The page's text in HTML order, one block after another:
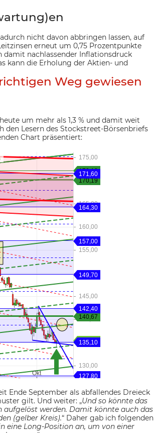
nicht davon abbringen lassen, auf
erneut um 0,75 Prozentpunkte
damit nachlassender Inflationsdruck
kann die Erholung der Aktien- und
Weg gewiesen
um mehr als 1,3 % und damit weit
Lesern des Stockstreet-Börsenbriefs
Chart präsentiert:
Ende September als abfallendes Dreieck
gilt. Und weiter: „Und so könnte das
aufgelöst werden. Damit könnte auch das
(gelber Kreis).“ Daher gab ich folgenden
eine Long-Position an, um von einer